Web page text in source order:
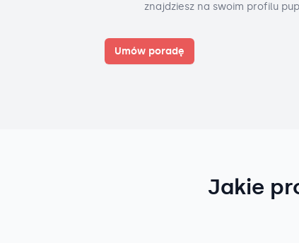
znajdziesz na swoim profilu
Umów poradę
Jakie